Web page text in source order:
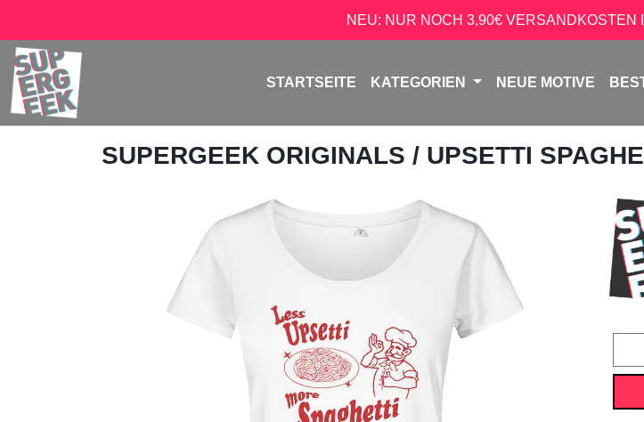
NEU: NUR NOCH 3,90€
STARTSEITE KATEGORIEN NEUE MOTIVE
SUPERGEEK ORIGINALS / UPSETTI